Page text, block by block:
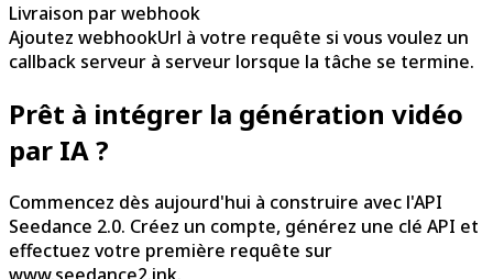
Livraison par webhook
Ajoutez webhookUrl à votre requête si vous voulez un
callback serveur à serveur lorsque la tâche se termine.
Prêt à intégrer la génération vidéo
par IA ?
Commencez dès aujourd'hui à construire avec l'API
Seedance 2.0. Créez un compte, générez une clé API et
effectuez votre première requête sur